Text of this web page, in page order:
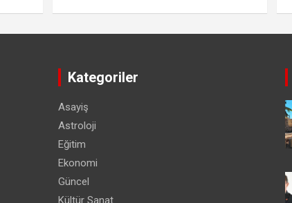
Kategoriler
Asayiş
Astroloji
Eğitim
Ekonomi
Güncel
Kültür Sanat